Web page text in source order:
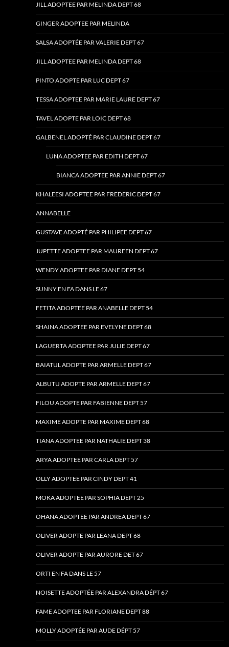
JILL ADOPTEE PAR MELINDA DEPT 68
GINGER ADOPTEE PAR MELINDA
SALSA ADOPTÉE PAR VALERIE DEPT 67
JILL ADOPTEE PAR MELINDA DEPT 68
PINTO ADOPTE PAR LUC DEPT 67
TESSA ADOPTEE PAR MARIE LAURE DEPT 67
TAVEL ADOPTE PAR LOIC DEPT 68
GALBENEL ADOPTÉ PAR CLAUDINE DEPT 67
LUNA ADOPTEE PAR EDITH DEPT 67
BIANCA ADOPTEE PAR ANNIE DEPT 67
KHALEESI ADOPTEE PAR FREDERIC DEPT 67
ANNABELLE
GUSTAVE ADOPTÉ PAR PHILIPEE DEPT 67
JUPETTE ADOPTEE PAR MAUREEN DEPT 67
WENDY ADOPTEE PAR DIANE DEPT 54
SUNNY EN FA DANS LE 67
FETITA ADOPTEE PAR ANABELLE DEPT 54
SHAINA ADOPTEE PAR EVELYNE DEPT 68
LAGUERTA ADOPTEE PAR JULIE DEPT 67
BAIATUL ADOPTE PAR ARMELLE DEPT 67
ALBUTU ADOPTE PAR ARMELLE DEPT 67
FILOU ADOPTE PAR FABIENNE DEPT 57
MAXIME ADOPTE PAR MAXIME DEPT 68
TIANA ADOPTEE PAR NATHALIE DEPT 38
ARYA ADOPTEE PAR CARLA DEPT 57
OLLY ADOPTEE PAR CINDY DEPT 41
MOKA ADOPTEE PAR SOPHIA DEPT 25
OHANA ADOPTEE PAR ANDREA DEPT 67
OLIVER ADOPTE PAR LEANA DEPT 68
OLIVER ADOPTE PAR AURORE DET 67
ORTI EN FA DANS LE 57
NOISETTE ADOPTÉE PAR ALEXANDRA DÉPT 67
FAME ADOPTEE PAR FLORIANE DEPT 88
MOLLY ADOPTÉE PAR AUDE DÉPT 57